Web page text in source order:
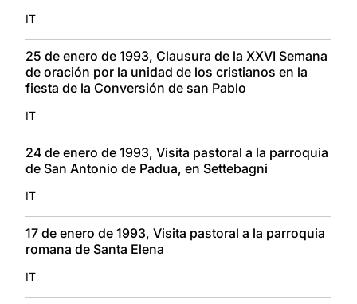
IT
25 de enero de 1993, Clausura de la XXVI Semana
de oración por la unidad de los cristianos en la
fiesta de la Conversión de san Pablo
IT
24 de enero de 1993, Visita pastoral a la parroquia
de San Antonio de Padua, en Settebagni
IT
17 de enero de 1993, Visita pastoral a la parroquia
romana de Santa Elena
IT